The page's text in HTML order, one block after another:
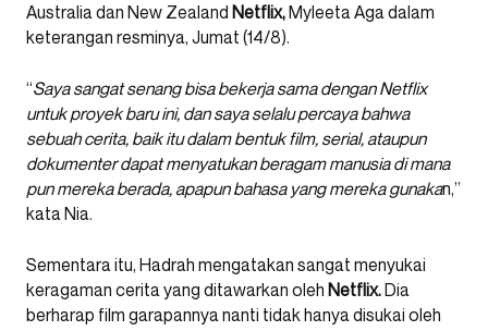
Australia dan New Zealand Netflix,Myleeta Aga dalam
keterangan resminya, Jumat (14/8).
“Saya sangat senang bisa bekerja sama dengan Netflix
untuk proyek baru ini, dan saya selalu percaya bahwa
sebuah cerita, baik itu dalam bentuk film, serial, ataupun
dokumenter dapat menyatukan beragam manusia di mana
pun mereka berada, apapun bahasa yang mereka gunakan,”
kata Nia.
Sementara itu, Hadrah mengatakan sangat menyukai
keragaman cerita yang ditawarkan oleh Netflix.Dia
berharap film garapannya nanti tidak hanya disukai oleh